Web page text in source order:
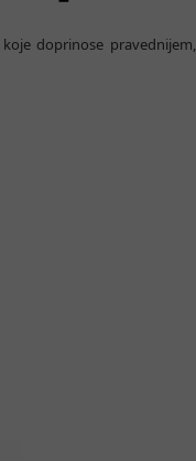
doprinose